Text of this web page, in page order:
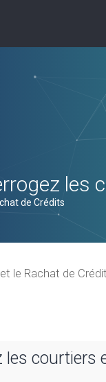
les
de Crédits
le Rachat de
courtiers